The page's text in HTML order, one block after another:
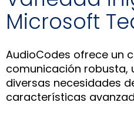
Microsoft
AudioCodes ofrece un
comunicación robusta,
diversas necesidades
características